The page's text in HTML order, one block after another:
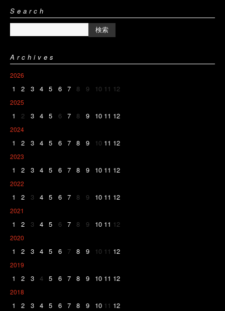
Search
Archives
2026
1 2 3 4 5 6 7 8 9 10 11 12
2025
1 2 3 4 5 6 7 8 9 10 11 12
2024
1 2 3 4 5 6 7 8 9 10 11 12
2023
1 2 3 4 5 6 7 8 9 10 11 12
2022
1 2 3 4 5 6 7 8 9 10 11 12
2021
1 2 3 4 5 6 7 8 9 10 11 12
2020
1 2 3 4 5 6 7 8 9 10 11 12
2019
1 2 3 4 5 6 7 8 9 10 11 12
2018
1 2 3 4 5 6 7 8 9 10 11 12